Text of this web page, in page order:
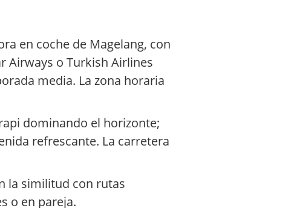
en coche de Magelang, con
Airways o Turkish Airlines
media. La zona horaria
dominando el horizonte;
refrescante. La carretera
la similitud con rutas
o en pareja.